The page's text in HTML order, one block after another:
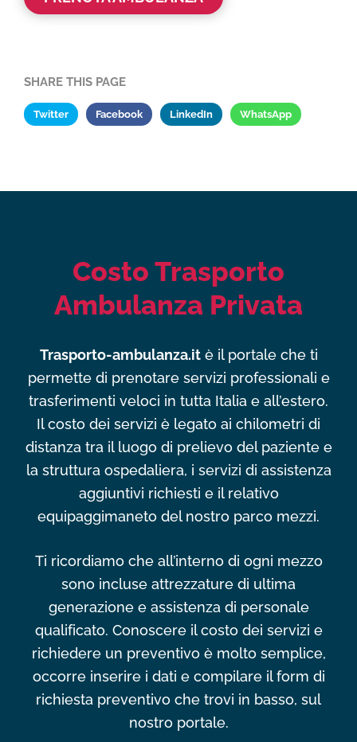
SHARE THIS PAGE
Twitter Facebook LinkedIn WhatsApp
Costo Trasporto
Ambulanza Privata
Trasporto-ambulanza.itè il portale che ti
permette di prenotare servizi professionali e
trasferimenti veloci in tutta Italia e all’estero.
Il costo dei servizi è legato ai chilometri di
distanza tra il luogo di prelievo del paziente e
la struttura ospedaliera, i servizi di assistenza
aggiuntivi richiesti e il relativo
equipaggimaneto del nostro parco mezzi.
Ti ricordiamo che all’interno di ogni mezzo
sono incluse attrezzature di ultima
generazione e assistenza di personale
qualificato. Conoscere il costo dei servizi e
richiedere un preventivo è molto semplice,
occorre inserire i dati e compilare il form di
richiesta preventivo che trovi in basso, sul
nostro portale.